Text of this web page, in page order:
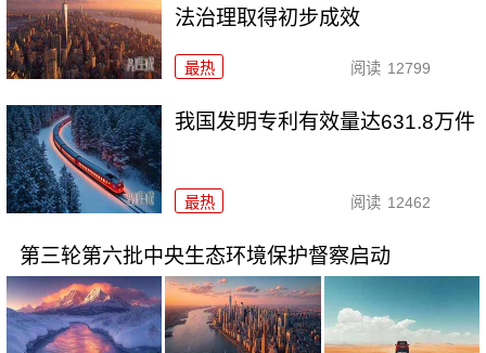
法治理取得初步成效
最热 阅读 12799
我国发明专利有效量达631.8万件
最热 阅读 12462
第三轮第六批中央生态环境保护督察启动